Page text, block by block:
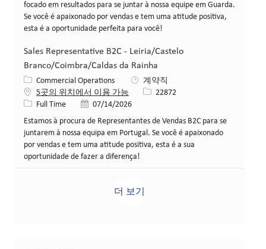
focado em resultados para se juntar à nossa equipe em Guarda.
Se você é apaixonado por vendas e tem uma atitude positiva,
esta é a oportunidade perfeita para você!
Sales Representative B2C - Leiria/Castelo
Branco/Coimbra/Caldas da Rainha
카테고리
Commercial Operations
계약직
5곳의 위치에서 이용 가능
Job ID22872
Job 유형Full Time 게시일07/14/2026
Estamos à procura de Representantes de Vendas B2C para se
juntarem à nossa equipa em Portugal. Se você é apaixonado
por vendas e tem uma atitude positiva, esta é a sua
oportunidade de fazer a diferença!
더 보기